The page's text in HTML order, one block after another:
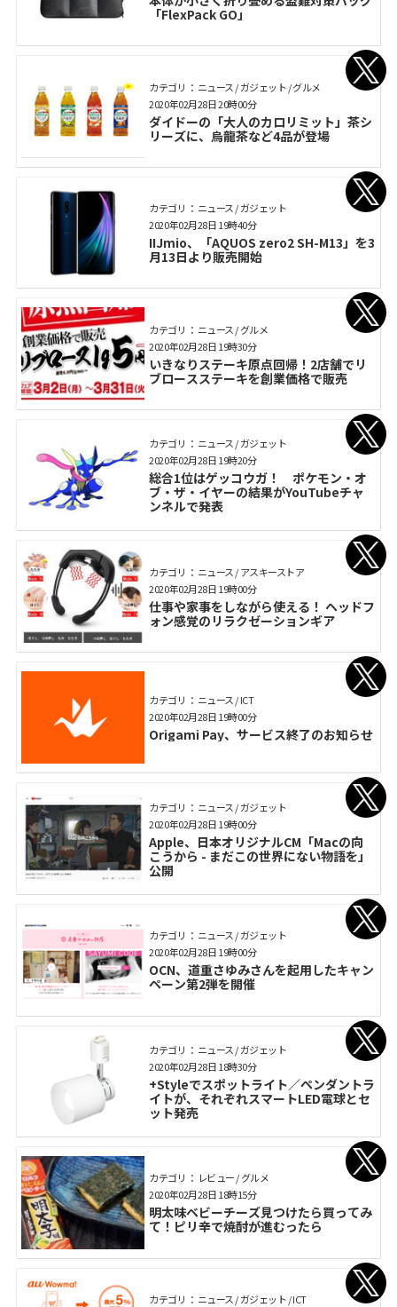
「FlexPack GO」
カテゴリ： ニュース / ガジェット / グルメ
ダイドーの「大人のカロリミット」茶シ
リーズに、烏龍茶など4品が登場
2020年02月28日 20時00分
カテゴリ： ニュース / ガジェット
IIJmio、「AQUOS zero2 SH-M13」を3
月13日より販売開始
2020年02月28日 19時40分
カテゴリ： ニュース / グルメ
いきなりステーキ原点回帰！2店舗でリ
ブロースステーキを創業価格で販売
2020年02月28日 19時30分
カテゴリ： ニュース / ガジェット
総合1位はゲッコウガ！ ポケモン・オ
ブ・ザ・イヤーの結果がYouTubeチャ
ンネルで発表
2020年02月28日 19時20分
カテゴリ： ニュース / アスキーストア
仕事や家事をしながら使える！ ヘッドフ
ォン感覚のリラクゼーションギア
2020年02月28日 19時00分
カテゴリ： ニュース / ICT
Origami Pay、サービス終了のお知らせ
2020年02月28日 19時00分
カテゴリ： ニュース / ガジェット
Apple、日本オリジナルCM「Macの向
こうから - まだこの世界にない物語を」
公開
2020年02月28日 19時00分
カテゴリ： ニュース / ガジェット
OCN、道重さゆみさんを起用したキャン
ペーン第2弾を開催
2020年02月28日 19時00分
カテゴリ： ニュース / ガジェット
+Styleでスポットライト／ペンダントラ
イトが、それぞれスマートLED電球とセ
ット発売
2020年02月28日 18時30分
カテゴリ： レビュー / グルメ
明太味ベビーチーズ見つけたら買ってみ
て！ピリ辛で焼酎が進むったら
2020年02月28日 18時15分
カテゴリ： ニュース / ガジェット / ICT